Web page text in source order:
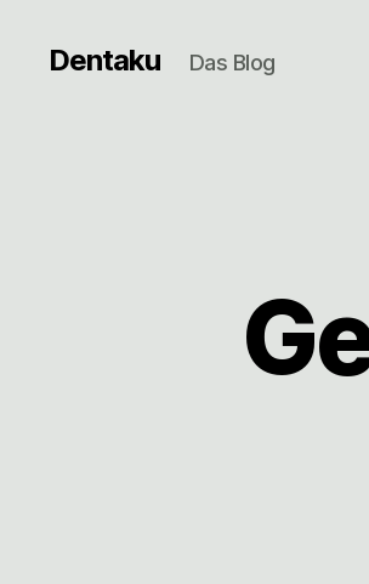
Dentaku Das Blog